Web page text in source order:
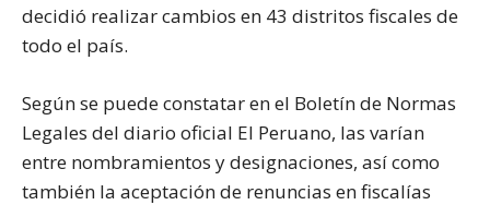
decidió realizar cambios en 43 distritos fiscales de
todo el país.
Según se puede constatar en el Boletín de Normas
Legales del diario oficial El Peruano, las varían
entre nombramientos y designaciones, así como
también la aceptación de renuncias en fiscalías